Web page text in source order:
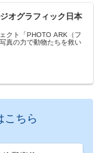
オグラフィック日本
クト「PHOTO ARK（フ
真の力で動物たちを救い
こちら